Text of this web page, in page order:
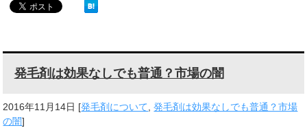
発毛剤は効果なしでも普通？市場の闇
2016年11月14日 [発毛剤について,発毛剤は効果なしでも普通？市場
の闇]